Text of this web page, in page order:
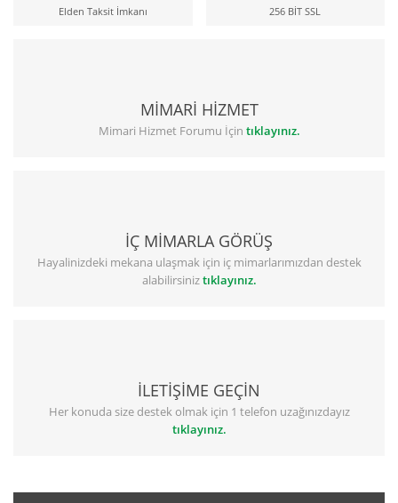
Elden Taksit İmkanı 256 BİT SSL
MİMARİ HİZMET
Mimari Hizmet Forumu İçin tıklayınız.
İÇ MİMARLA GÖRÜŞ
Hayalinizdeki mekana ulaşmak için iç mimarlarımızdan destek
alabilirsiniztıklayınız.
İLETİŞİME GEÇİN
Her konuda size destek olmak için 1 telefon uzağınızdayız
tıklayınız.